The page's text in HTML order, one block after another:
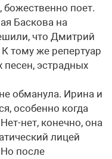
божественно поет.
Баскова на
что Дмитрий
тому же репертуар
песен, эстрадных
обманула. Ирина и
особенно когда
нет, конечно, она
лицей
Но после